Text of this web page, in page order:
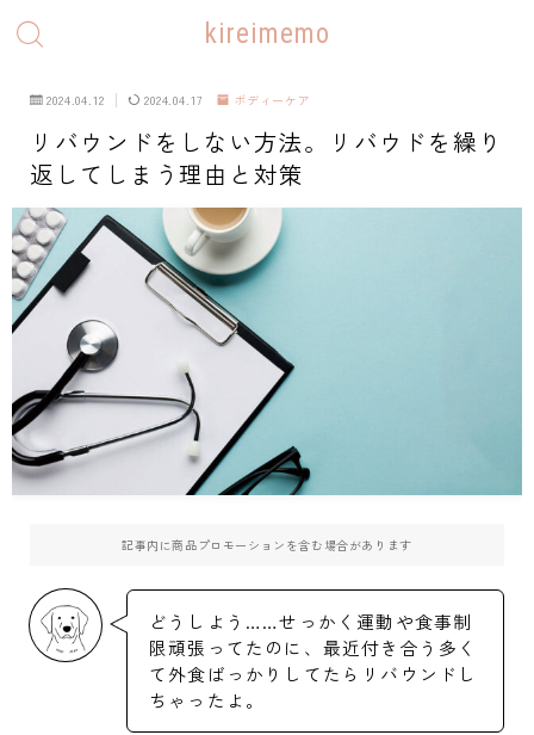
kireimemo
2024.04.12 2024.04.17 ボディーケア
リバウンドをしない方法。リバウドを繰り
返してしまう理由と対策
記事内に商品プロモーションを含む場合があります
どうしよう……せっかく運動や食事制
限頑張ってたのに、最近付き合う多く
て外食ばっかりしてたらリバウンドし
ちゃったよ。